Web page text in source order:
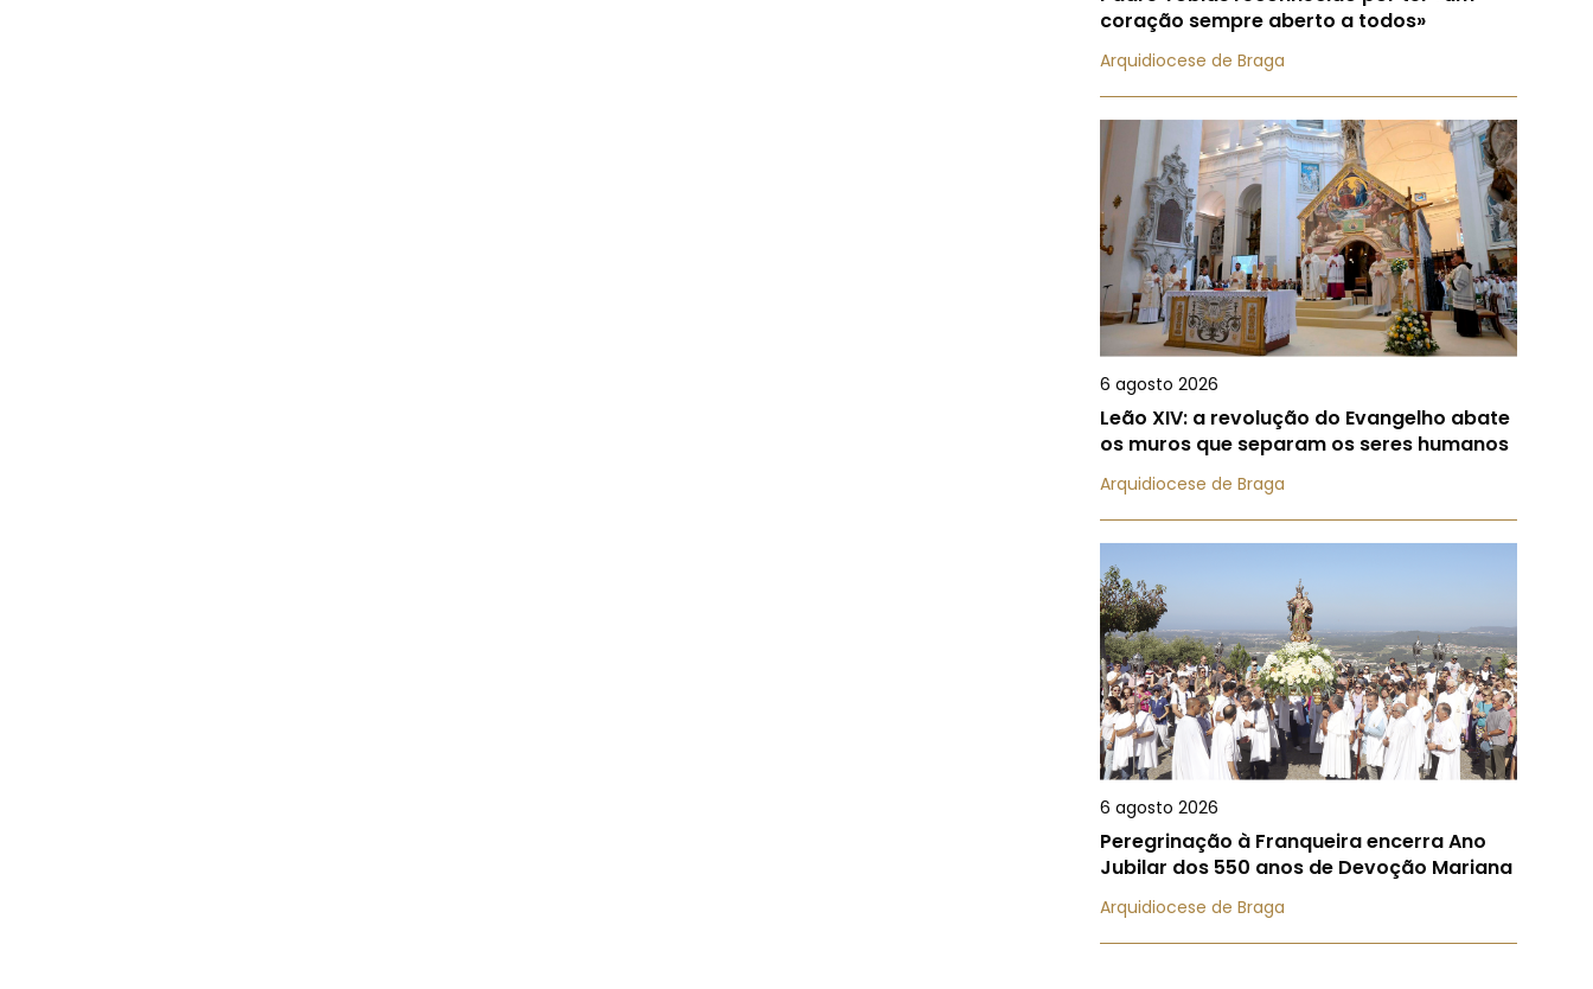
coração sempre aberto a todos»
Arquidiocese de Braga
6 agosto 2026
Leão XIV: a revolução do Evangelho abate
os muros que separam os seres humanos
Arquidiocese de Braga
6 agosto 2026
Peregrinação à Franqueira encerra Ano
Jubilar dos 550 anos de Devoção Mariana
Arquidiocese de Braga